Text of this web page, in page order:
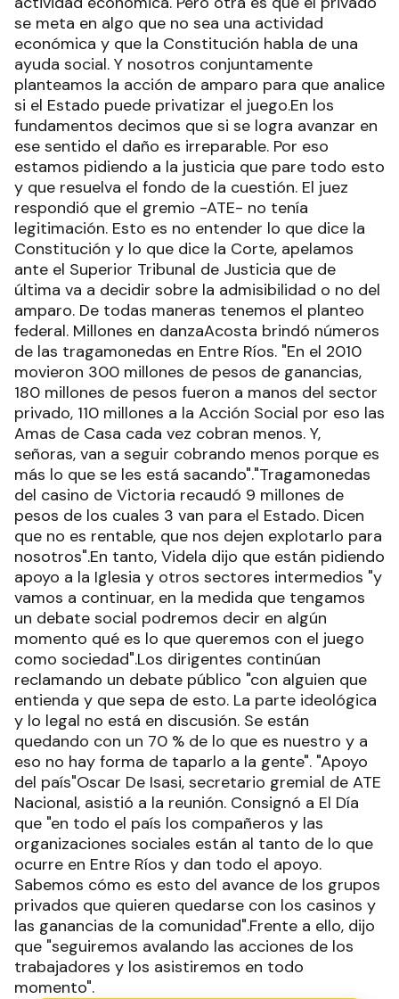
se meta en algo que no sea una actividad
económica y que la Constitución habla de una
ayuda social. Y nosotros conjuntamente
planteamos la acción de amparo para que analice
si el Estado puede privatizar el juego.En los
fundamentos decimos que si se logra avanzar en
ese sentido el daño es irreparable. Por eso
estamos pidiendo a la justicia que pare todo esto
y que resuelva el fondo de la cuestión. El juez
respondió que el gremio -ATE- no tenía
legitimación. Esto es no entender lo que dice la
Constitución y lo que dice la Corte, apelamos
ante el Superior Tribunal de Justicia que de
última va a decidir sobre la admisibilidad o no del
amparo. De todas maneras tenemos el planteo
federal. Millones en danzaAcosta brindó números
de las tragamonedas en Entre Ríos. "En el 2010
movieron 300 millones de pesos de ganancias,
180 millones de pesos fueron a manos del sector
privado, 110 millones a la Acción Social por eso las
Amas de Casa cada vez cobran menos. Y,
señoras, van a seguir cobrando menos porque es
más lo que se les está sacando"."Tragamonedas
del casino de Victoria recaudó 9 millones de
pesos de los cuales 3 van para el Estado. Dicen
que no es rentable, que nos dejen explotarlo para
nosotros".En tanto, Videla dijo que están pidiendo
apoyo a la Iglesia y otros sectores intermedios "y
vamos a continuar, en la medida que tengamos
un debate social podremos decir en algún
momento qué es lo que queremos con el juego
como sociedad".Los dirigentes continúan
reclamando un debate público "con alguien que
entienda y que sepa de esto. La parte ideológica
y lo legal no está en discusión. Se están
quedando con un 70 % de lo que es nuestro y a
eso no hay forma de taparlo a la gente". "Apoyo
del país"Oscar De Isasi, secretario gremial de ATE
Nacional, asistió a la reunión. Consignó a El Día
que "en todo el país los compañeros y las
organizaciones sociales están al tanto de lo que
ocurre en Entre Ríos y dan todo el apoyo.
Sabemos cómo es esto del avance de los grupos
privados que quieren quedarse con los casinos y
las ganancias de la comunidad".Frente a ello, dijo
que "seguiremos avalando las acciones de los
trabajadores y los asistiremos en todo
momento".